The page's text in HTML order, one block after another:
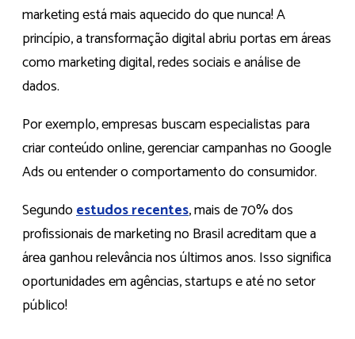
marketing está mais aquecido do que nunca! A
princípio, a transformação digital abriu portas em áreas
como marketing digital, redes sociais e análise de
dados.
Por exemplo, empresas buscam especialistas para
criar conteúdo online, gerenciar campanhas no Google
Ads ou entender o comportamento do consumidor.
Segundoestudos recentes, mais de 70% dos
profissionais de marketing no Brasil acreditam que a
área ganhou relevância nos últimos anos. Isso significa
oportunidades em agências, startups e até no setor
público!